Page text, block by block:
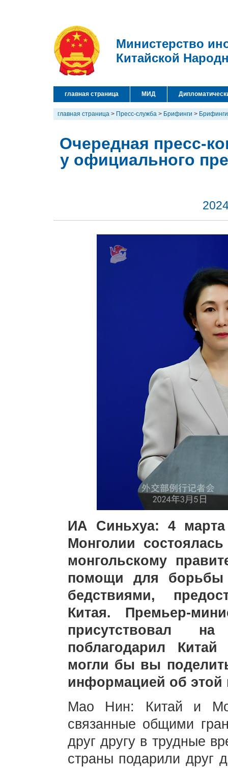
Министерство
Китайской
главная страница МИД
главная страница > Пресс-служба > Брифинги > Брифинги
Очередная пресс-
у официального
ИА Синьхуа: 4 марта
Монголии
монгольскому
помощи для
бедствиями,
Китая. Премьер-
присутствовал
поблагодарил
могли бы вы
информацией об
Мао Нин: Китай и
связанные общими
друг другу в трудные
страны подарили друг